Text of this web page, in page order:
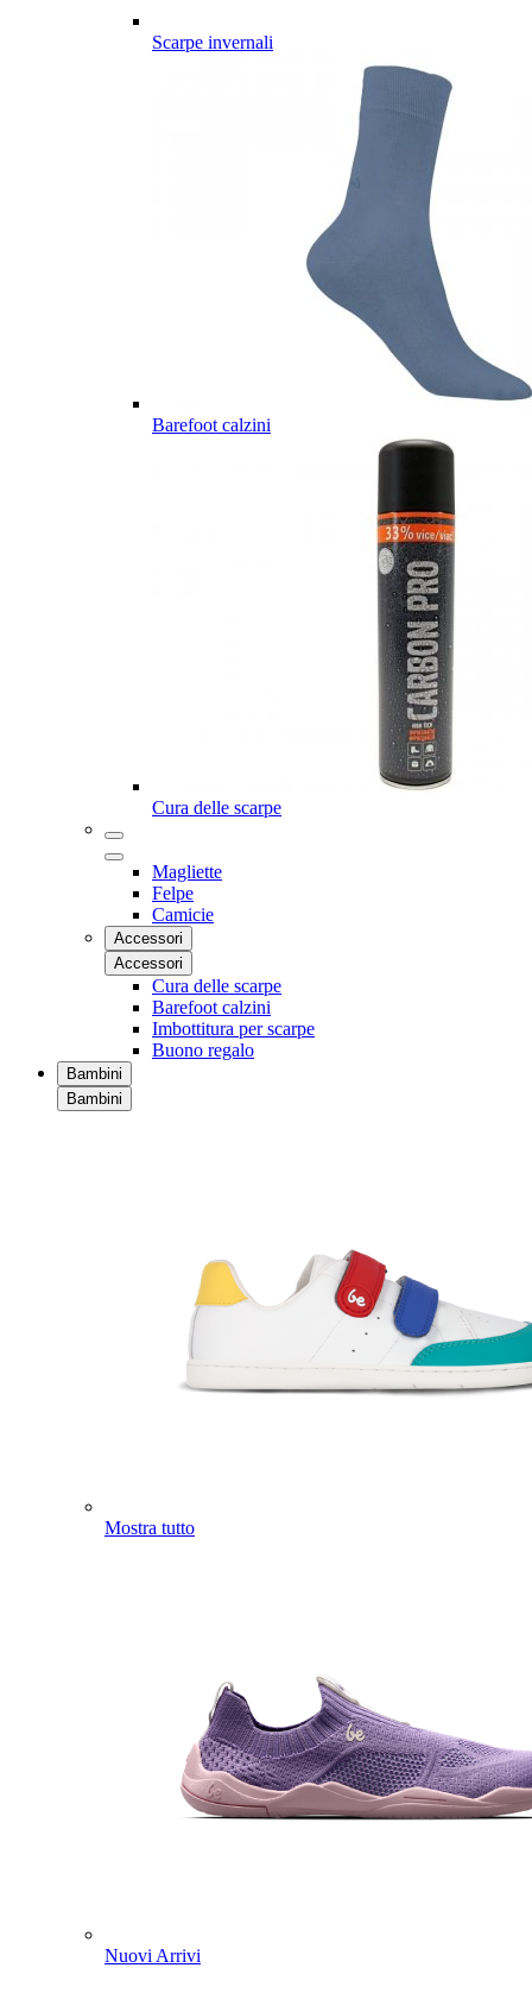
Scarpe invernali
Barefoot calzini
Cura delle scarpe
Magliette
Felpe
Camicie
Accessori
Accessori
Cura delle scarpe
Barefoot calzini
Imbottitura per scarpe
Buono regalo
Bambini
Bambini
Mostra tutto
Nuovi Arrivi